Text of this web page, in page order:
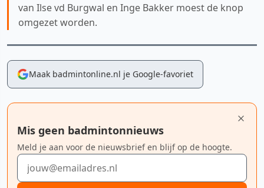
van Ilse vd Burgwal en Inge Bakker moest de knop
omgezet worden.
Maak badmintonline.nl je Google-favoriet
Mis geen badmintonnieuws
Meld je aan voor de nieuwsbrief en blijf op de hoogte.
E-mailadres